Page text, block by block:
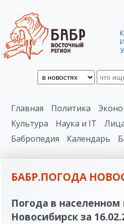
Главная Политика
Культура
Наука и IT
Бабропедия
Календарь
БАБР.ПОГОДА
Погода в населенном
Новосибирск за